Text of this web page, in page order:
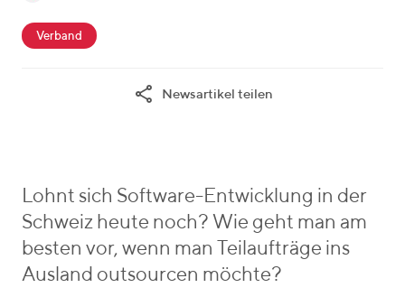
s
n
_
o
wc
i
e
s
Verband
Newsartikel teilen
Lohnt sich Software-Entwicklung in der
Schweiz heute noch? Wie geht man am
besten vor, wenn man Teilaufträge ins
Ausland outsourcen möchte?